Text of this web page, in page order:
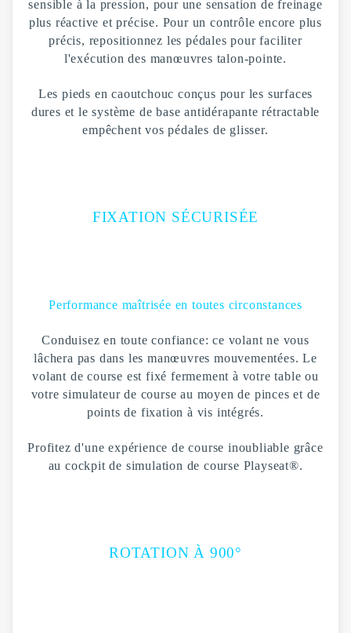
sensible à la pression, pour une sensation de freinage
plus réactive et précise. Pour un contrôle encore plus
précis, repositionnez les pédales pour faciliter
l'exécution des manœuvres talon-pointe.
Les pieds en caoutchouc conçus pour les surfaces
dures et le système de base antidérapante rétractable
empêchent vos pédales de glisser.
FIXATION SÉCURISÉE
Performance maîtrisée en toutes circonstances
Conduisez en toute confiance: ce volant ne vous
lâchera pas dans les manœuvres mouvementées. Le
volant de course est fixé fermement à votre table ou
votre simulateur de course au moyen de pinces et de
points de fixation à vis intégrés.
Profitez d'une expérience de course inoubliable grâce
au cockpit de simulation de course Playseat®.
ROTATION À 900°